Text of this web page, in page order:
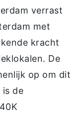
verrast
met
kracht
De
op om dit
is de